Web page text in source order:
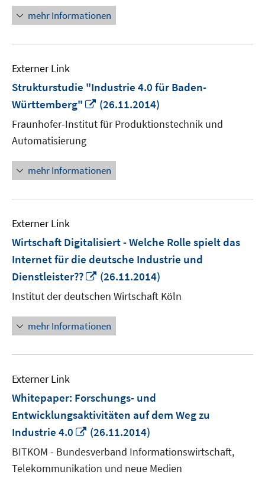
mehr Informationen
Externer Link
Strukturstudie "Industrie 4.0 für Baden-
Württemberg"
In
neuem
Fenster
(26.11.2014)
Fraunhofer-Institut für Produktionstechnik und
Automatisierung
mehr Informationen
Externer Link
Wirtschaft Digitalisiert - Welche Rolle spielt das
Internet für die deutsche Industrie und
Dienstleister??
In
neuem
Fenster
öffnen
(26.11.2014)
Institut der deutschen Wirtschaft Köln
mehr Informationen
Externer Link
Whitepaper: Forschungs- und
Entwicklungsaktivitäten auf dem Weg zu
Industrie 4.0
In
neuem
Fenster
öffnen
(26.11.2014)
BITKOM - Bundesverband Informationswirtschaft,
Telekommunikation und neue Medien